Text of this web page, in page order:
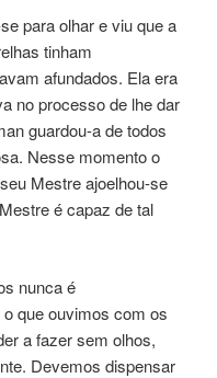
para olhar e viu que a
tinham
afundados. Ela era
no processo de lhe dar
guardou-a de todos
Nesse momento o
Mestre ajoelhou-se
é capaz de tal
nunca é
que ouvimos com os
a fazer sem olhos,
Devemos dispensar